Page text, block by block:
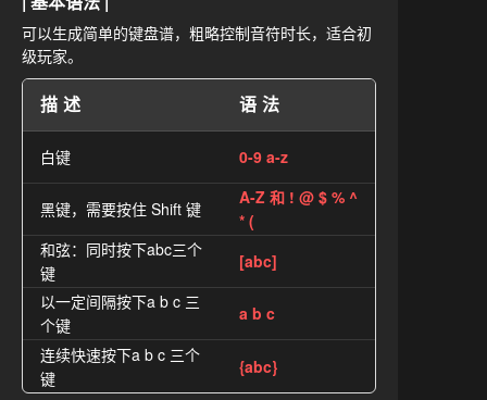
可以生成简单的键盘谱，粗略控制音符时长，适合初
级玩家。
描述 语法
白键 0-9 a-z
黑键，需要按住 Shift 键
A-Z 和 ! @ $ % ^
* (
和弦：同时按下abc三个
键
[abc]
以一定间隔按下a b c 三
个键
a b c
连续快速按下a b c 三个
键
{abc}